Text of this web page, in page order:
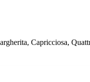
Capricciosa,